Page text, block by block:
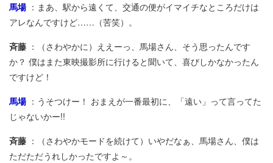
馬場：まあ、駅から遠くて、交通の便がイマイチなところだけは
アレなんですけど……（苦笑）。
斉藤 ：（さわやかに）ええーっ、馬場さん、そう思ったんです
か？ 僕はまた東映撮影所に行けると聞いて、喜びしかなかったん
ですけど！
馬場：うそつけー！ おまえが一番最初に、「遠い」って言ってた
じゃないかー!!
斉藤 ：（さわやかモードを続けて）いやだなぁ、馬場さん、僕は
ただただうれしかったですよ～。